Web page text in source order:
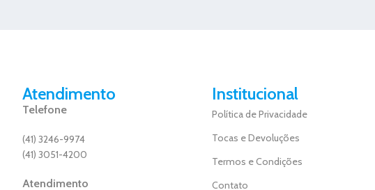
Atendimento
Telefone
(41) 3246-9974
(41) 3051-4200
Atendimento
Institucional
Política de Privacidade
Tocas e Devoluções
Termos e Condições
Contato